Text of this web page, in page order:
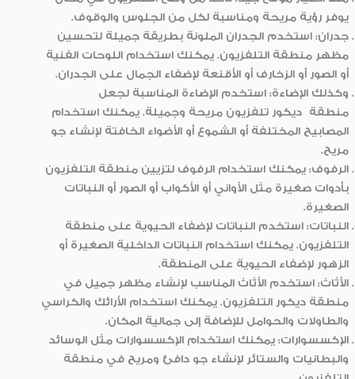
يوفر رؤية مريحة ومناسبة لكل من الجلوس والوقوف.
جدران: استخدم الجدران الملونة بطريقة جميلة لتحسين
مظهر منطقة التلفزيون. يمكنك استخدام اللوحات الفنية
أو الصور أو الزخارف أو الأقنعة لإضفاء الجمال على الجدران.
وكذلك الإضاءة: استخدم الإضاءة المناسبة لجعل
منطقة ديكور تلفزيون مريحة وجميلة. يمكنك استخدام
المصابيح المختلفة أو الشموع أو الأضواء الخافتة لإنشاء جو
مريح.
الرفوف: يمكنك استخدام الرفوف لتزيين منطقة التلفزيون
بأدوات صغيرة مثل الأواني أو الأكواب أو الصور أو النباتات
الصغيرة.
النباتات: استخدم النباتات لإضفاء الحيوية على منطقة
التلفزيون. يمكنك استخدام النباتات الداخلية الصغيرة أو
الزهور لإضفاء الحيوية على المنطقة.
الأثاث: استخدم الأثاث المناسب لإنشاء مظهر جميل في
منطقة ديكور التلفزيون. يمكنك استخدام الأرائك والكراسي
والطاولات والحوامل للإضافة إلى جمالية المكان.
الإكسسوارات: يمكنك استخدام الإكسسوارات مثل الوسائد
والبطانيات والستائر لإنشاء جو دافئ ومريح في منطقة